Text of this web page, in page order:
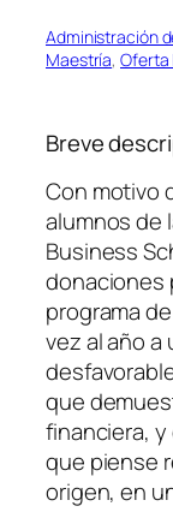
Administración
Maestría, Oferta
Breve
Con motivo
alumnos de
Business
donaciones
programa
vez al año
que
financiera,
que piense
origen, en